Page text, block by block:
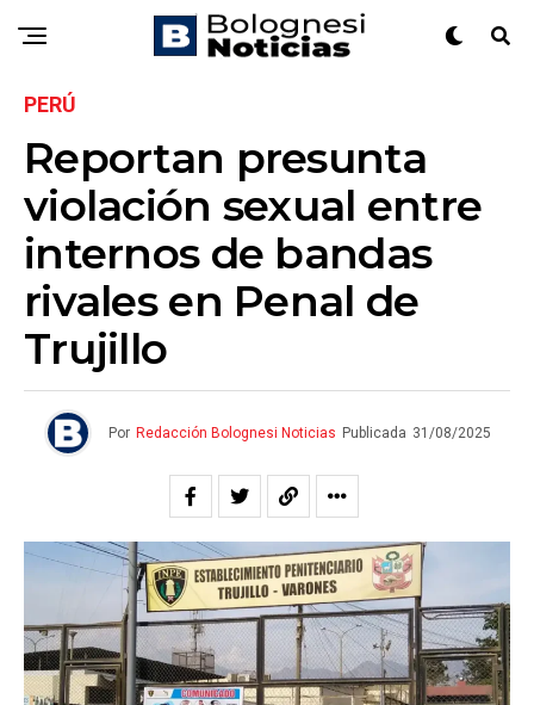
PERÚ
Reportan presunta
violación sexual entre
internos de bandas
rivales en Penal de
Trujillo
Por Redacción Bolognesi Noticias Publicada 31/08/2025